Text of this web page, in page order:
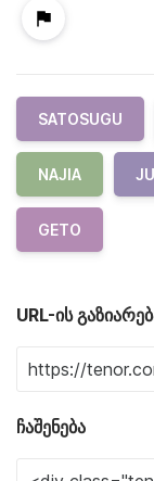
SATOSUGU
NAJIA
GETO
URL-ის
ჩაშენება